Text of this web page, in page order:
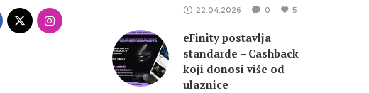
22.04.2026 0 5
eFinity postavlja
standarde – Cashback
koji donosi više od
ulaznice